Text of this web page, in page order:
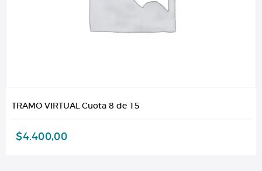
TRAMO VIRTUAL Cuota 8 de 15
$4.400,00